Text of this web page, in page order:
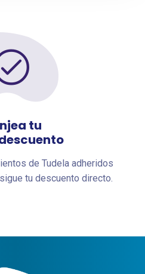
tu
de Tudela adheridos
tu descuento directo.